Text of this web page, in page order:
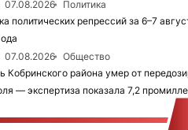
07.08.2026
Политика
политических репрессий за 6–7
07.08.2026
Общество
Кобринского района умер от
— экспертиза показала 7,2 промилле